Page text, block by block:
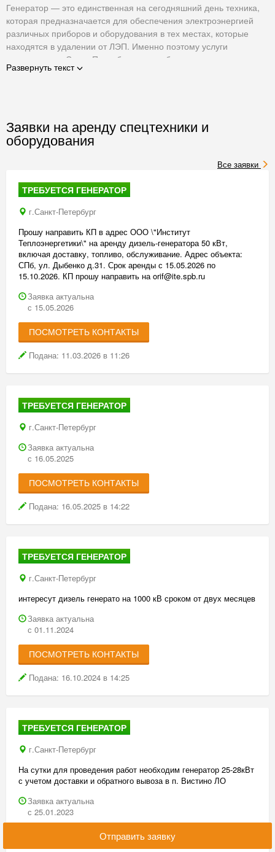
Генератор — это единственная на сегодняшний день техника,
которая предназначается для обеспечения электроэнергией
различных приборов и оборудования в тех местах, которые
находятся в удалении от ЛЭП. Именно поэтому услуги
Санкт-Петербурге
могут быть актуальны для
самых различных клиентов нашей компании: начиная
случаев именно его аренда является более целесообразной.
Все дело в том, что цена аренды генераторов позволяет
сэкономить денежные средства на покупку, хранение
и регулярного профессионального сервиса, а стоимость
аренды генераторов избавляет наших клиентов от затрат,
необходимых на такие мероприятия.
Услуги генераторов в Спб предоставляются нашей компанией
путем передачи в аренду генераторов различного типа
и мощности.
С нашей помощью можно арендовать:
маломощные (однофазные) на 5 кВт;
средней мощности на 80 кВт, 100 кВт и 120 кВт;
мощные генераторы Восток.
и продолжительности аренды, а также необходимости
предоставления дополнительных услуг, среди которых доставка
техники по нужному городскому адресу или же в область,
компания имеет возможность гарантировать, что предлагаемые
нами цены будут доступны для заказчиков услуг с любым
уровнем доходов.
Развернуть текст
Заявки на аренду спецтехники и
оборудования
Все заявки
ТРЕБУЕТСЯ ГЕНЕРАТОР
г.Санкт-Петербург
Прошу направить КП в адрес ООО \"Институт
Теплоэнергетики\" на аренду дизель-генератора 50 кВт,
включая доставку, топливо, обслуживание. Адрес объекта:
СПб, ул. Дыбенко д.31. Срок аренды с 15.05.2026 по
15.10.2026. КП прошу направить на orif@ite.spb.ru
Заявка актуальна
с 15.05.2026
ПОСМОТРЕТЬ КОНТАКТЫ
Подана: 11.03.2026 в 11:26
ТРЕБУЕТСЯ ГЕНЕРАТОР
г.Санкт-Петербург
Заявка актуальна
с 16.05.2025
ПОСМОТРЕТЬ КОНТАКТЫ
Подана: 16.05.2025 в 14:22
ТРЕБУЕТСЯ ГЕНЕРАТОР
г.Санкт-Петербург
интересут дизель генерато на 1000 кВ сроком от двух месяцев
Заявка актуальна
с 01.11.2024
ПОСМОТРЕТЬ КОНТАКТЫ
Подана: 16.10.2024 в 14:25
ТРЕБУЕТСЯ ГЕНЕРАТОР
г.Санкт-Петербург
На сутки для проведения работ необходим генератор 25-28кВт
с учетом доставки и обратного вывоза в п. Вистино ЛО
Заявка актуальна
с 25.01.2023
ПОСМОТРЕТЬ КОНТАКТЫОтправить заявку